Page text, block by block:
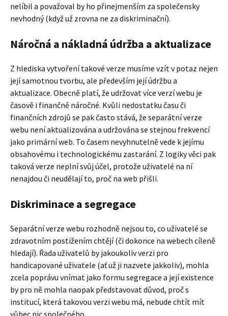
nelíbil a považoval by ho přinejmenším za společensky
nevhodný (když už zrovna ne za diskriminační).
Náročná a nákladná údržba a aktualizace
Z hlediska vytvoření takové verze musíme vzít v potaz nejen
její samotnou tvorbu, ale především její údržbu a
aktualizace. Obecně platí, že udržovat více verzí webu je
časově i finančně náročné. Kvůli nedostatku času či
finančních zdrojů se pak často stává, že separátní verze
webu není aktualizována a udržována se stejnou frekvencí
jako primární web. To časem nevyhnutelně vede k jejímu
obsahovému i technologickému zastarání. Z logiky věci pak
taková verze neplní svůj účel, protože uživatelé na ní
nenajdou či neudělají to, proč na web přišli.
Diskriminace a segregace
Separátní verze webu rozhodně nejsou to, co uživatelé se
zdravotním postižením chtějí (či dokonce na webech cíleně
hledají). Řada uživatelů by jakoukoliv verzi pro
handicapované uživatele (ať už ji nazvete jakkoliv), mohla
zcela poprávu vnímat jako formu segregace a její existence
by pro ně mohla naopak představovat důvod, proč s
institucí, která takovou verzi webu má, nebude chtít mít
vůbec nic společného.